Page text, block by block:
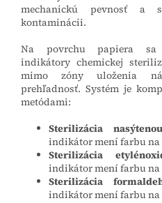
mechanickú pevnosť a
kontaminácii.
Na povrchu papiera sa
indikátory chemickej
mimo zóny uloženia
prehľadnosť. Systém je
metódami:
Sterilizácia
indikátor mení farbu na
Sterilizácia
indikátor mení farbu na
Sterilizácia
indikátor mení farbu na